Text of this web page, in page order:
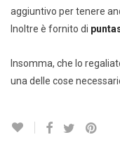
aggiuntivo per tenere
Inoltre è fornito di
Insomma, che lo
una delle cose